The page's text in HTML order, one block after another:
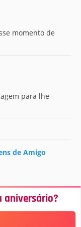
momento de
para lhe
de Amigo
aniversário?